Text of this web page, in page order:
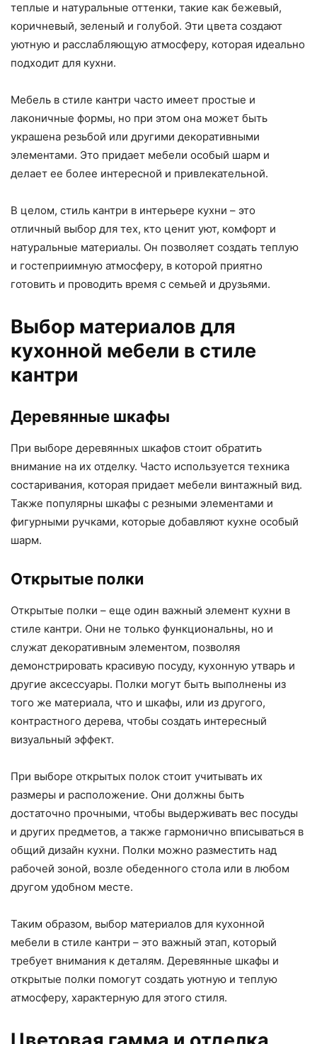
теплые и натуральные оттенки, такие как бежевый,
коричневый, зеленый и голубой. Эти цвета создают
уютную и расслабляющую атмосферу, которая идеально
подходит для кухни.
Мебель в стиле кантри часто имеет простые и
лаконичные формы, но при этом она может быть
украшена резьбой или другими декоративными
элементами. Это придает мебели особый шарм и
делает ее более интересной и привлекательной.
В целом, стиль кантри в интерьере кухни – это
отличный выбор для тех, кто ценит уют, комфорт и
натуральные материалы. Он позволяет создать теплую
и гостеприимную атмосферу, в которой приятно
готовить и проводить время с семьей и друзьями.
Выбор материалов для
кухонной мебели в стиле
кантри
Деревянные шкафы
При выборе деревянных шкафов стоит обратить
внимание на их отделку. Часто используется техника
состаривания, которая придает мебели винтажный вид.
Также популярны шкафы с резными элементами и
фигурными ручками, которые добавляют кухне особый
шарм.
Открытые полки
Открытые полки – еще один важный элемент кухни в
стиле кантри. Они не только функциональны, но и
служат декоративным элементом, позволяя
демонстрировать красивую посуду, кухонную утварь и
другие аксессуары. Полки могут быть выполнены из
того же материала, что и шкафы, или из другого,
контрастного дерева, чтобы создать интересный
визуальный эффект.
При выборе открытых полок стоит учитывать их
размеры и расположение. Они должны быть
достаточно прочными, чтобы выдерживать вес посуды
и других предметов, а также гармонично вписываться в
общий дизайн кухни. Полки можно разместить над
рабочей зоной, возле обеденного стола или в любом
другом удобном месте.
Таким образом, выбор материалов для кухонной
мебели в стиле кантри – это важный этап, который
требует внимания к деталям. Деревянные шкафы и
открытые полки помогут создать уютную и теплую
атмосферу, характерную для этого стиля.